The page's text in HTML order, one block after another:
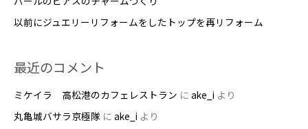
以前にジュエリーリフォームをしたトップを再リフォーム
最近のコメント
ミケイラ 高松港のカフェレストラン に ake_i より
丸亀城バサラ京極隊 に ake_i より